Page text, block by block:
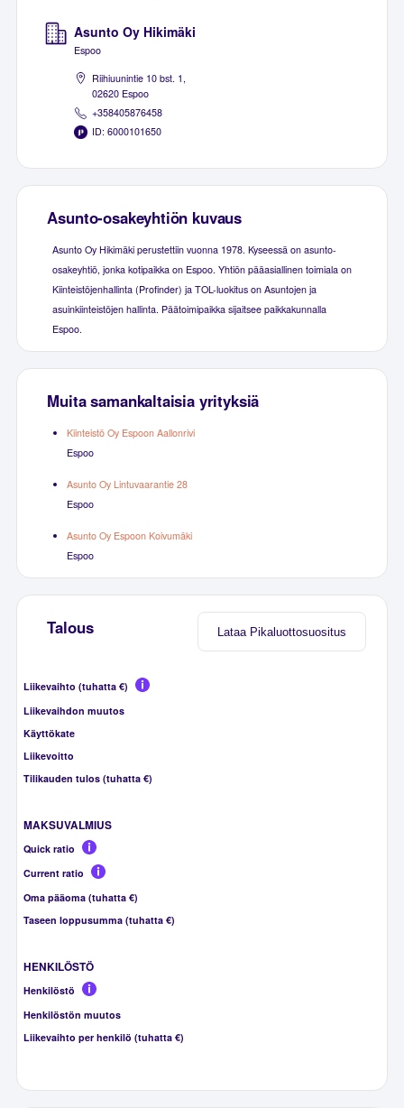
Asunto Oy Hikimäki
Espoo
Riihiuunintie 10 bst. 1,
02620 Espoo
+358405876458
ID: 6000101650
Asunto-osakeyhtiön kuvaus
Asunto Oy Hikimäki perustettiin vuonna 1978. Kyseessä on asunto-
osakeyhtiö, jonka kotipaikka on Espoo. Yhtiön pääasiallinen toimiala on
Kiinteistöjenhallinta (Profinder) ja TOL-luokitus on Asuntojen ja
asuinkiinteistöjen hallinta. Päätoimipaikka sijaitsee paikkakunnalla
Espoo.
Muita samankaltaisia yrityksiä
Kiinteistö Oy Espoon Aallonrivi
Espoo
Asunto Oy Lintuvaarantie 28
Espoo
Asunto Oy Espoon Koivumäki
Espoo
Lataa Pikaluottosuositus
Talous
Liikevaihto (tuhatta €)
Liikevaihdon muutos
Käyttökate
Liikevoitto
Tilikauden tulos (tuhatta €)
MAKSUVALMIUS
Quick ratio
Current ratio
Oma pääoma (tuhatta €)
Taseen loppusumma (tuhatta €)
HENKILÖSTÖ
Henkilöstö
Henkilöstön muutos
Liikevaihto per henkilö (tuhatta €)